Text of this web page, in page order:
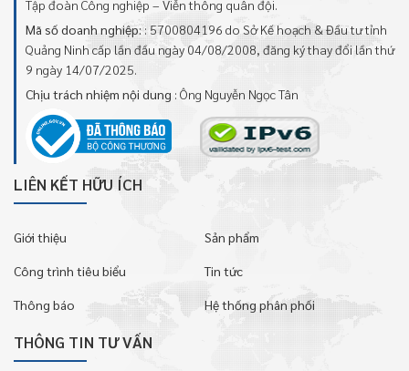
Tập đoàn Công nghiệp – Viễn thông quân đội.
Mã số doanh nghiệp: : 5700804196 do Sở Kế hoạch & Đầu tư tỉnh
Quảng Ninh cấp lần đầu ngày 04/08/2008, đăng ký thay đổi lần thứ
9 ngày 14/07/2025.
Chịu trách nhiệm nội dung : Ông Nguyễn Ngọc Tân
LIÊN KẾT HỮU ÍCH
Giới thiệu Sản phẩm
Công trình tiêu biểu Tin tức
Thông báo Hệ thống phân phối
THÔNG TIN TƯ VẤN